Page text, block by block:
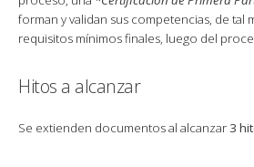
forman y validan sus competencias, de tal
requisitos mínimos finales, luego del
Hitos a alcanzar
Se extienden documentos al alcanzar 3